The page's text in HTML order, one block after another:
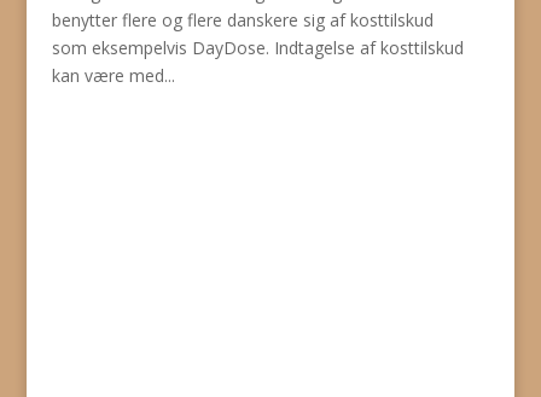
benytter flere og flere danskere sig af kosttilskud
som eksempelvis DayDose. Indtagelse af kosttilskud
kan være med...